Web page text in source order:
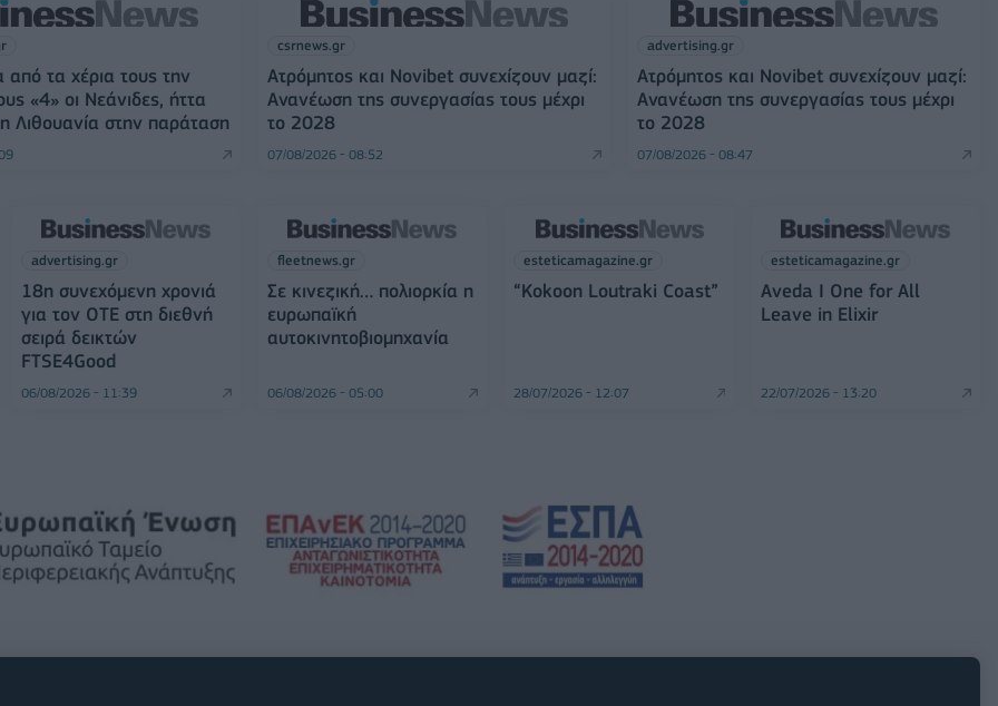
τα χέρια τους την
«4» οι Νεάνιδες, ήττα
Λιθουανία στην παράταση
csrnews.gr
Ατρόμητος και Novibet συνεχίζουν μαζί:
Ανανέωση της συνεργασίας τους μέχρι
το 2028
07/08/2026 - 08:52
advertising.gr
Ατρόμητος και Novibet συνεχίζουν μαζί:
Ανανέωση της συνεργασίας τους μέχρι
το 2028
07/08/2026 - 08:47
advertising.gr
18η συνεχόμενη χρονιά
για τον ΟΤΕ στη διεθνή
σειρά δεικτών
FTSE4Good
06/08/2026 - 11:39
fleetnews.gr
Σε κινεζική… πολιορκία η
ευρωπαϊκή
αυτοκινητοβιομηχανία
06/08/2026 - 05:00
esteticamagazine.gr
“Kokoon Loutraki Coast”
28/07/2026 - 12:07
esteticamagazine.gr
Aveda I One for All
Leave in Elixir
22/07/2026 - 13:20